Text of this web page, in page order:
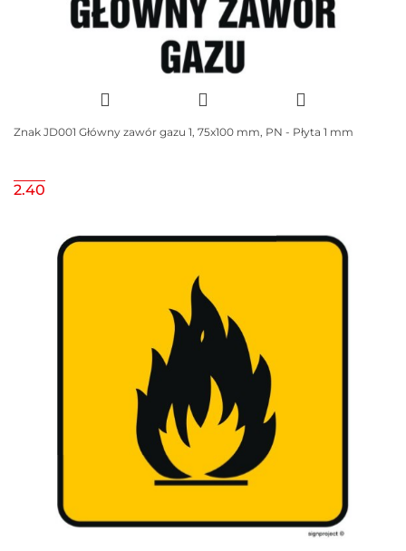
Znak JD001 Główny zawór gazu 1, 75x100 mm, PN - Płyta 1 mm
2.40